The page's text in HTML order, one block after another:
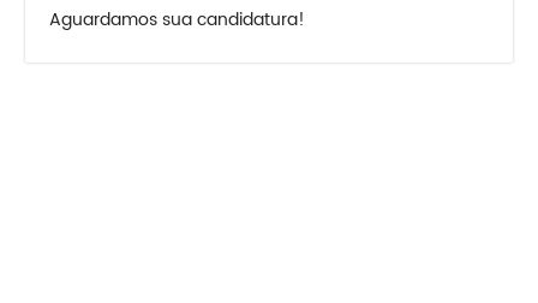
Aguardamos sua candidatura!